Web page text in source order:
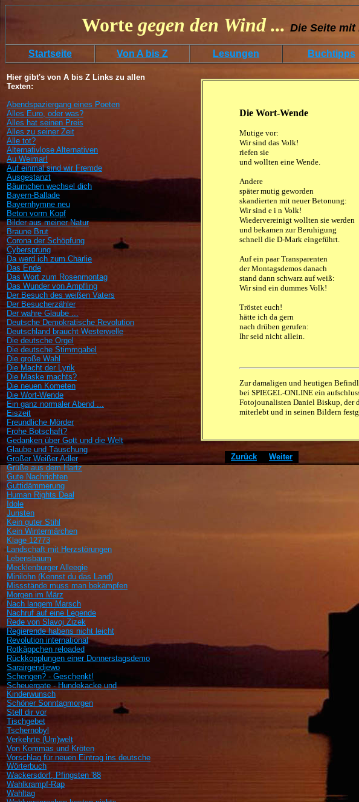
Worte gegen den Wind ... Die Seite
Startseite Von A bis Z Lesungen Buchtipps
Hier gibt's von A bis Z Links zu allen
Texten:
Abendspaziergang eines Poeten
Alles Euro, oder was?
Alles hat seinen Preis
Alles zu seiner Zeit
Alle tot?
Alternativlose Alternativen
Au Weimar!
Auf einmal sind wir Fremde
Ausgestanzt
Bäumchen wechsel dich
Bayern-Ballade
Bayernhymne neu
Beton vorm Kopf
Bilder aus meiner Natur
Braune Brut
Corona der Schöpfung
Cybersprung
Da werd ich zum Charlie
Das Ende
Das Wort zum Rosenmontag
Das Wunder von Ampfling
Der Besuch des weißen Vaters
Der Besucherzähler
Der wahre Glaube ...
Deutsche Demokratische Revolution
Deutschland braucht Westerwelle
Die deutsche Orgel
Die deutsche Stimmgabel
Die große Wahl
Die Macht der Lyrik
Die Maske machts?
Die neuen Kometen
Die Wort-Wende
Ein ganz normaler Abend ...
Eiszeit
Freundliche Mörder
Frohe Botschaft?
Gedanken über Gott und die Welt
Glaube und Täuschung
Großer Weißer Adler
Grüße aus dem Hartz
Gute Nachrichten
Guttidämmerung
Human Rights Deal
Idole
Juristen
Kein guter Stihl
Kein Wintermärchen
Klage 12773
Landschaft mit Herzstörungen
Lebensbaum
Mecklenburger Alleegie
Minilohn (Kennst du das Land)
Missstände muss man bekämpfen
Morgen im März
Nach langem Marsch
Nachruf auf eine Legende
Rede von Slavoj Zizek
Regierende habens nicht leicht
Revolution international
Rotkäppchen reloaded
Rückkopplungen einer Donnerstagsdemo
Sarairgendjewo
Schengen? - Geschenkt!
Scheuergate - Hundekacke und
Kinderwunsch
Schöner Sonntagmorgen
Stell dir vor
Tischgebet
Tschernobyl
Verkehrte (Um)welt
Von Kommas und Kröten
Vorschlag für neuen Eintrag ins deutsche
Wörterbuch
Wackersdorf, Pfingsten '88
Wahlkrampf-Rap
Wahltag
Die Wort-Wende
Mutige vor:
Wir sind das Volk!
riefen sie
und wollten eine Wende.
Andere
später mutig geworden
skandierten mit neuer Betonung:
Wir sind e i n Volk!
Wiedervereinigt wollten sie werden
und bekamen zur Beruhigung
schnell die D-Mark eingeführt.
Auf ein paar Transparenten
der Montagsdemos danach
stand dann schwarz auf weiß:
Wir sind ein dummes Volk!
Tröstet euch!
hätte ich da gern
nach drüben gerufen:
Ihr seid nicht allein.
Zur damaligen und heutigen
bei SPIEGEL-ONLINE ein
Fotojounalisten Daniel Biskup, der
miterlebt und in seinen Bildern
Zurück Weiter